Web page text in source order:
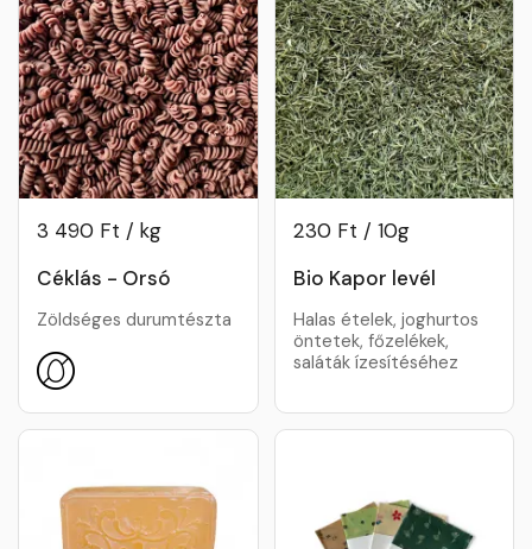
3 490 Ft / kg
Céklás - Orsó
Zöldséges durumtészta
230 Ft / 10g
Bio Kapor levél
Halas ételek, joghurtos
öntetek, főzelékek,
saláták ízesítéséhez